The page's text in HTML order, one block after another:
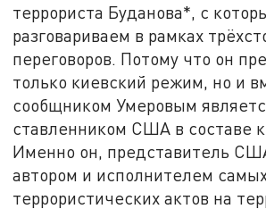
террориста Буданова*, с
разговариваем в рамках
переговоров. Потому что он
только киевский режим, но и
сообщником Умеровым
ставленником США в составе
Именно он, представитель
автором и исполнителем
террористических актов на